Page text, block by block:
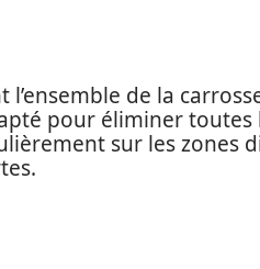
de la
pour éliminer toutes
sur les zones